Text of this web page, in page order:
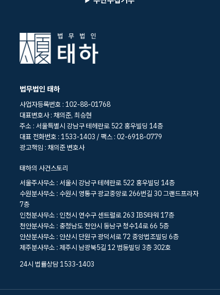
법무법인 태하
사업자등록번호 : 102-88-01768
대표변호사 : 채의준, 최승현
주소 : 서울특별시 강남구 테헤란로 522 홍우빌딩 14층
대표 전화번호 : 1533-1403 / 팩스 : 02-6918-0779
광고책임 : 채의준 변호사
태하의 사건스토리
서울주사무소 : 서울시 강남구 테헤란로 522 홍우빌딩 14층
수원분사무소 : 수원시 영통구 광교중앙로 266번길 30 그랜드프라자
7층
인천분사무소 : 인천시 연수구 센트럴로 263 IBS타워 17층
천안분사무소 : 충청남도 천안시 동남구 청수14로 66 5층
안산분사무소 : 안산시 단원구 광덕서로 72 중앙법조빌딩 6층
제주분사무소 : 제주시 남광북5길 12 범동빌딩 3층 302호
24시 법률상담 1533-1403